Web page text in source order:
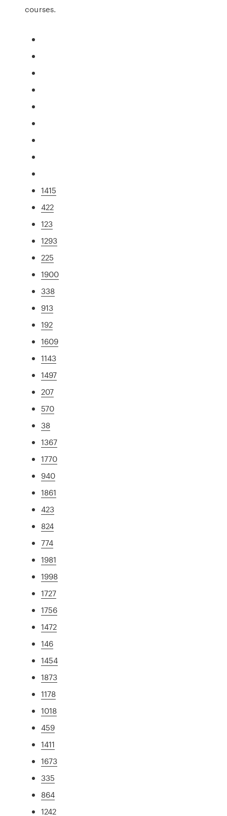
courses.
1415
422
123
1293
225
1900
338
913
192
1609
1143
1497
207
570
38
1367
1770
940
1861
423
824
774
1981
1998
1727
1756
1472
146
1454
1873
1178
1018
459
1411
1673
335
864
1242